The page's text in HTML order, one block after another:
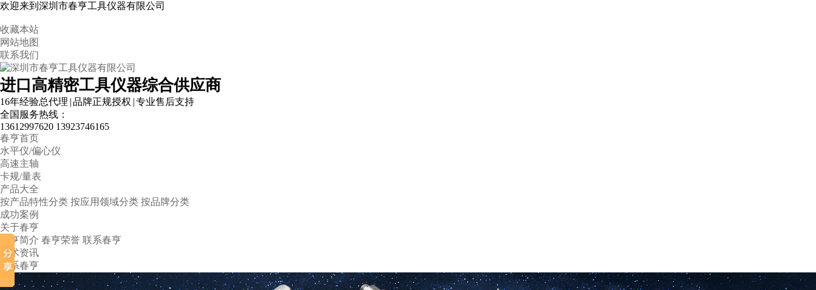
欢迎来到深圳市春亨工具仪器有限公司
收藏本站
网站地图
联系我们
进口高精密工具仪器综合供应商
16年经验总代理 | 品牌正规授权 | 专业售后支持
全国服务热线：
13612997620 13923746165
春亨首页
水平仪/偏心仪
高速主轴
卡规/量表
产品大全
按产品特性分类 按应用领域分类 按品牌分类
成功案例
关于春亨
春亨简介 春亨荣誉 联系春亨
技术资讯
联系春亨